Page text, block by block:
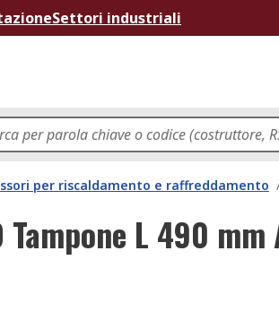
Settori industriali
per riscaldamento e raffreddamento
L 490 mm